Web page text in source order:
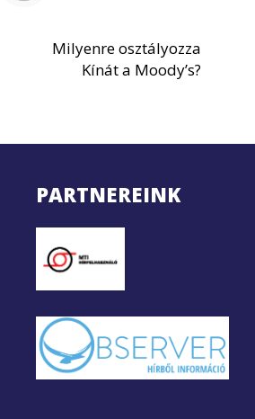
Milyenre osztályozza
Kínát a Moody’s?
PARTNEREINK